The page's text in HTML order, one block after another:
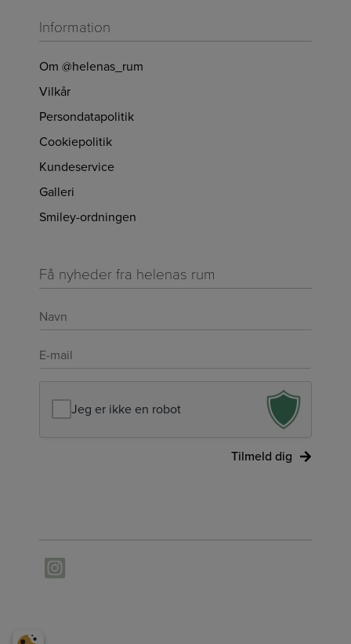
Information
Om @helenas_rum
Vilkår
Persondatapolitik
Cookiepolitik
Kundeservice
Galleri
Smiley-ordningen
Få nyheder fra helenas rum
Navn
*
E-
mail
Jeg er ikke en robot